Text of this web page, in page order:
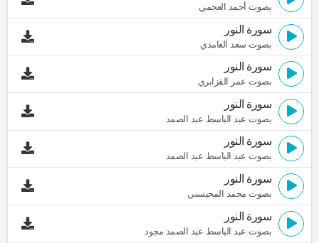
بصوت أحمد العجمي
سورة النور
بصوت سعد الغامدي
سورة النور
بصوت عمر القزابري
سورة النور
بصوت عبد الباسط عبد الصمد
سورة النور
بصوت عبد الباسط عبد الصمد
سورة النور
بصوت محمد المحيسني
سورة النور
بصوت عبد الباسط عبد الصمد مجود